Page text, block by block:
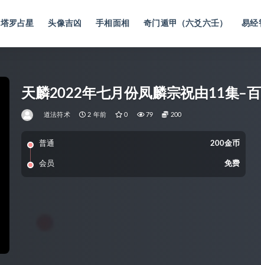
塔罗占星 头像吉凶 手相面相 奇门遁甲（六爻六壬） 易经
天麟2022年七月份凤麟宗祝由11集–
道法符术 2 年前 0 79 200
普通 200金币
会员 免费